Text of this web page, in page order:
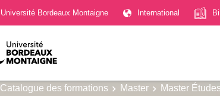
Université Bordeaux Montaigne International
Catalogue des formations Master Master